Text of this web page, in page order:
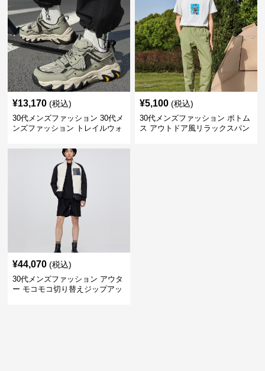
¥13,170 (税込)
30代メンズファッション 30代メ
ンズファッション トレイルウォ
¥5,100 (税込)
30代メンズファッション ボトム
ス アウトドア風リラックスパン
¥44,070 (税込)
30代メンズファッション アウタ
ー モコモコ切り替えジップアッ